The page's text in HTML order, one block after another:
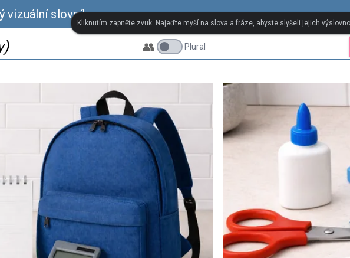
vizuální slovník
👥 Plural
Kliknutím zapněte zvuk. Najeďte myší na slova a fráze, abyste slyšeli jejich